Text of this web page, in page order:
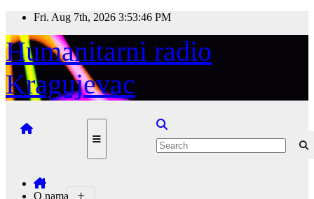
Skip
content
Fri. Aug 7th, 2026 3:53:46 PM
Humanitarni radio
Kragujevac
O nama